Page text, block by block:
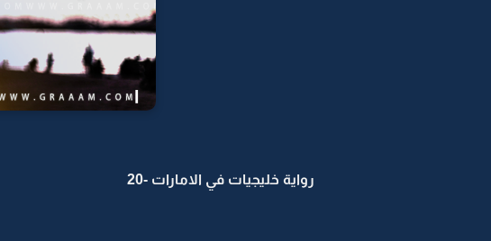
رواية خليجيات في الامارات -20